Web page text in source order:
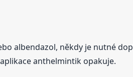
albendazol, někdy je nutné
anthelmintik opakuje.